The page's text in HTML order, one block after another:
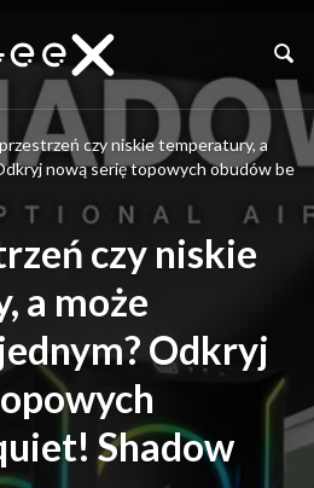
czy niskie temperatury, a
nową serię topowych obudów be
czy niskie
a może
Odkryj
Shadow